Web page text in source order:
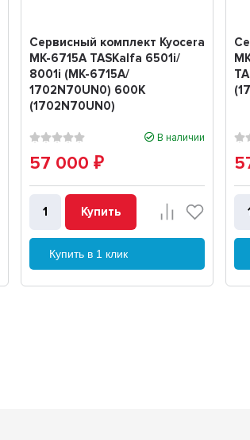
Сервисный комплект Kyocera
MK-6715A TASKalfa 6501i/
8001i (MK-6715A/
1702N70UN0) 600K
(1702N70UN0)
В наличии
57 000₽
Купить
Купить в 1 клик